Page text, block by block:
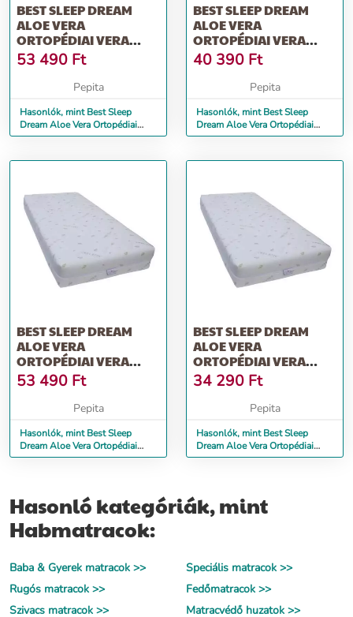
BEST SLEEP DREAM
ALOE VERA
ORTOPÉDIAI VERA
RÉTEG MATRAC, 85 X
190 CM
53 490 Ft
Pepita
Hasonlók, mint Best Sleep
Dream Aloe Vera Ortopédiai
Vera réteg matrac, 85 x 190 cm
BEST SLEEP DREAM
ALOE VERA
ORTOPÉDIAI VERA
RÉTEG MATRAC, 72 X 170
CM
40 390 Ft
Pepita
Hasonlók, mint Best Sleep
Dream Aloe Vera Ortopédiai
Vera réteg matrac, 72 x 170 cm
BEST SLEEP DREAM
ALOE VERA
ORTOPÉDIAI VERA
RÉTEG MATRAC, 90 X
160 CM
53 490 Ft
Pepita
Hasonlók, mint Best Sleep
Dream Aloe Vera Ortopédiai
Vera réteg matrac, 90 x 160 cm
BEST SLEEP DREAM
ALOE VERA
ORTOPÉDIAI VERA
RÉTEG MATRAC, 70 X
180 CM
34 290 Ft
Pepita
Hasonlók, mint Best Sleep
Dream Aloe Vera Ortopédiai
Vera réteg matrac, 70 x 180 cm
Hasonló kategóriák, mint
Habmatracok:
Baba & Gyerek matracok >>
Speciális matracok >>
Rugós matracok >>
Fedőmatracok >>
Szivacs matracok >>
Matracvédő huzatok >>